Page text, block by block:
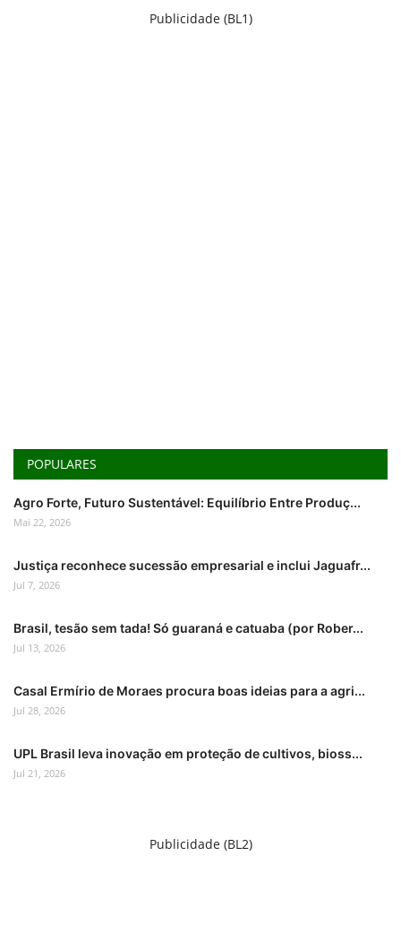
Publicidade (BL1)
POPULARES
Agro Forte, Futuro Sustentável: Equilíbrio Entre Produç...
Mai 22, 2026
Justiça reconhece sucessão empresarial e inclui Jaguafr...
Jul 7, 2026
Brasil, tesão sem tada! Só guaraná e catuaba (por Rober...
Jul 13, 2026
Casal Ermírio de Moraes procura boas ideias para a agri...
Jul 28, 2026
UPL Brasil leva inovação em proteção de cultivos, bioss...
Jul 21, 2026
Publicidade (BL2)